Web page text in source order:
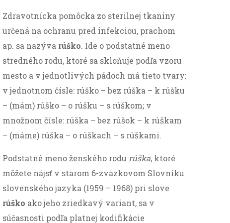
Zdravotnícka pomôcka zo sterilnej tkaniny
určená na ochranu pred infekciou, prachom
ap. sa nazýva rúško. Ide o podstatné meno
stredného rodu, ktoré sa skloňuje podľa vzoru
mesto a v jednotlivých pádoch má tieto tvary:
v jednotnom čísle: rúško – bez rúška – k rúšku
– (mám) rúško – o rúšku – s rúškom; v
množnom čísle: rúška – bez rúšok – k rúškam
– (máme) rúška – o rúškach – s rúškami.
Podstatné meno ženského rodu rúška, ktoré
môžete nájsť v starom 6-zväzkovom Slovníku
slovenského jazyka (1959 – 1968) pri slove
rúško ako jeho zriedkavý variant, sa v
súčasnosti podľa platnej kodifikácie